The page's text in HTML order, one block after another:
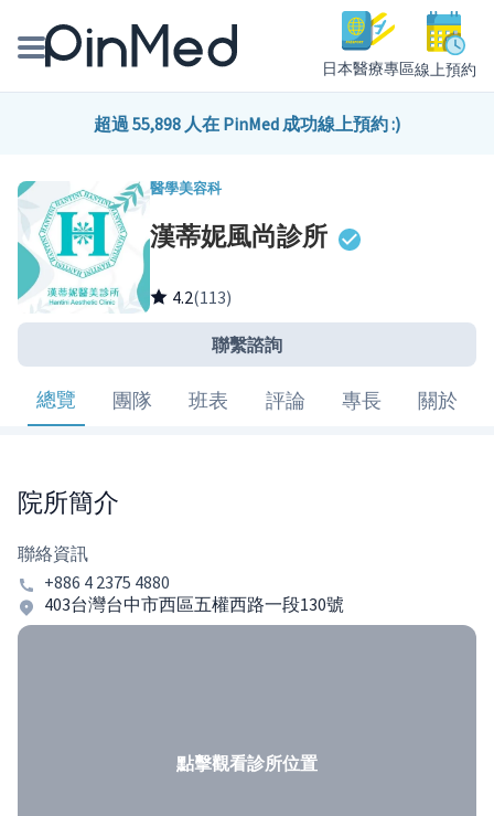
日本醫療專區線上預約
線上預約醫師、院所
醫師專欄專訪
健康主題館
我是醫療人員
超過 55,898 人在 PinMed 成功線上預約 :)
醫學美容科
漢蒂妮風尚診所
4.2(113)
聯繫諮詢
總覽 團隊 班表 評論 專長 關於
院所簡介
聯絡資訊
+886 4 2375 4880
403台灣台中市西區五權西路一段130號
點擊觀看診所位置